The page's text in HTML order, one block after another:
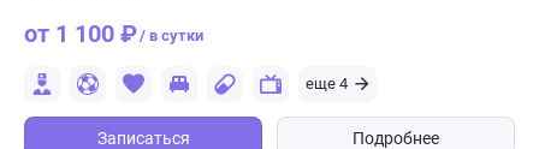
от 1 100 ₽/ в сутки
еще 4
Записаться Подробнее